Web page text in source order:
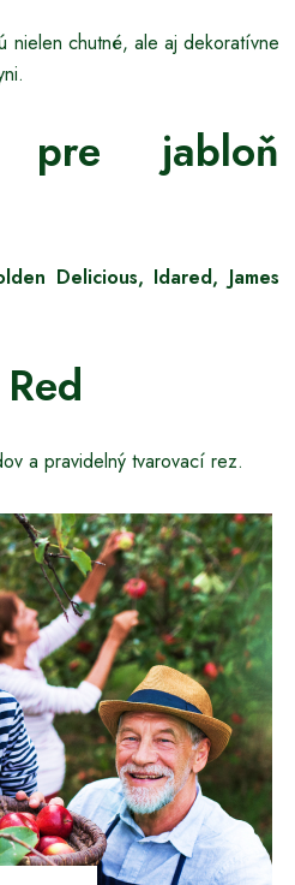
nielen chutné, ale aj dekoratívne
pre jabloň
Delicious, Idared, James
a pravidelný tvarovací rez.